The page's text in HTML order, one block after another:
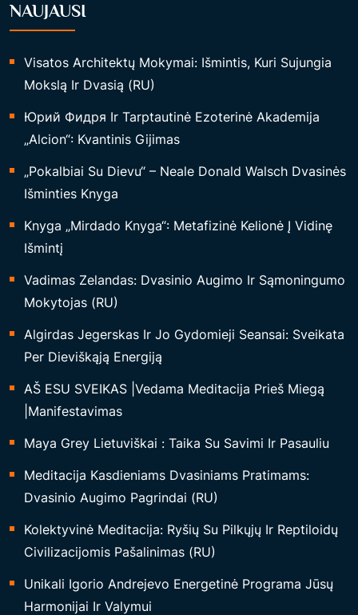
NAUJAUSI
Visatos Architektų Mokymai: Išmintis, Kuri Sujungia
Mokslą Ir Dvasią (RU)
Юрий Фидря Ir Tarptautinė Ezoterinė Akademija
„Alcion“: Kvantinis Gijimas
„Pokalbiai Su Dievu“ – Neale Donald Walsch Dvasinės
Išminties Knyga
Knyga „Mirdado Knyga“: Metafizinė Kelionė Į Vidinę
Išmintį
Vadimas Zelandas: Dvasinio Augimo Ir Sąmoningumo
Mokytojas (RU)
Algirdas Jegerskas Ir Jo Gydomieji Seansai: Sveikata
Per Dieviškąją Energiją
AŠ ESU SVEIKAS |Vedama Meditacija Prieš Miegą
|Manifestavimas
Maya Grey Lietuviškai : Taika Su Savimi Ir Pasauliu
Meditacija Kasdieniams Dvasiniams Pratimams:
Dvasinio Augimo Pagrindai (RU)
Kolektyvinė Meditacija: Ryšių Su Pilkųjų Ir Reptiloidų
Civilizacijomis Pašalinimas (RU)
Unikali Igorio Andrejevo Energetinė Programa Jūsų
Harmonijai Ir Valymui